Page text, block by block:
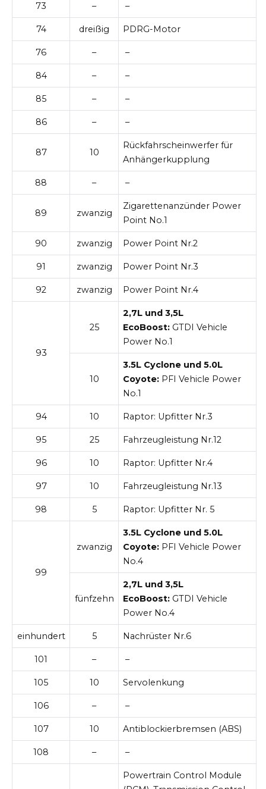
73 – –
74 dreißig PDRG-Motor
76 – –
84 – –
85 – –
86 – –
87 10
Rückfahrscheinwerfer für
Anhängerkupplung
88 – –
89 zwanzig
Zigarettenanzünder Power
Point No.1
90 zwanzig Power Point Nr.2
91 zwanzig Power Point Nr.3
92 zwanzig Power Point Nr.4
93
25
2,7L und 3,5L
EcoBoost: GTDI Vehicle
Power No.1
10
3.5L Cyclone und 5.0L
Coyote: PFI Vehicle Power
No.1
94 10 Raptor: Upfitter Nr.3
95 25 Fahrzeugleistung Nr.12
96 10 Raptor: Upfitter Nr.4
97 10 Fahrzeugleistung Nr.13
98 5 Raptor: Upfitter Nr. 5
99
zwanzig
3.5L Cyclone und 5.0L
Coyote: PFI Vehicle Power
No.4
fünfzehn
2,7L und 3,5L
EcoBoost: GTDI Vehicle
Power No.4
einhundert 5 Nachrüster Nr.6
101 – –
105 10 Servolenkung
106 – –
107 10 Antiblockierbremsen (ABS)
108 – –
Powertrain Control Module